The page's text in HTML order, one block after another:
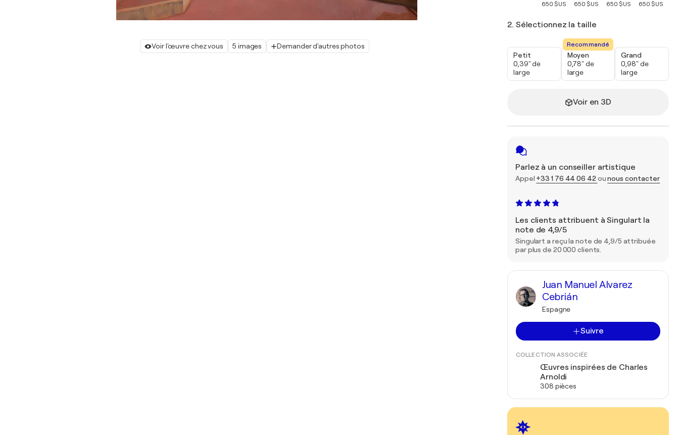
Voir l'œuvre chez vous 5 images Demander d'autres photos
650 $US
650 $US
650 $US
650 $US
2. Sélectionnez la taille
Petit
0,39" de
large
Recommandé
Moyen
0,78" de
large
Grand
0,98" de
large
Voir en 3D
Parlez à un conseiller artistique
Appel +33 1 76 44 06 42 ounous contacter
Les clients attribuent à Singulart la
note de 4,9/5
Singulart a reçu la note de 4,9/5 attribuée
par plus de 20 000 clients.
Juan Manuel Alvarez
Cebrián
Espagne
Suivre
COLLECTION ASSOCIÉE
Œuvres inspirées de Charles
Arnoldi
308 pièces